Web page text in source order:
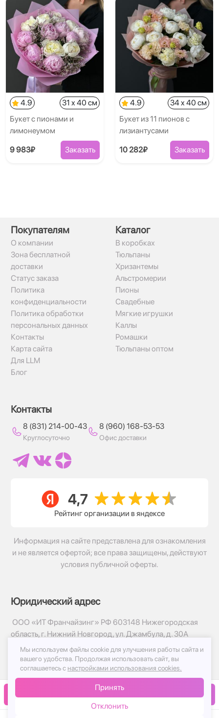
В корзину
4.9
31 x 40 см
Букет с пионами и
лимонеумом
9 983₽ Заказать
4.9
34 x 40 см
Букет из 11 пионов с
лизиантусами
10 282₽ Заказать
Покупателям
О компании
Зона бесплатной
доставки
Статус заказа
Политика
конфиденциальности
Политика обработки
персональных данных
Контакты
Карта сайта
Для LLM
Блог
Каталог
В коробках
Тюльпаны
Хризантемы
Альстромерии
Пионы
Свадебные
Мягкие игрушки
Каллы
Ромашки
Тюльпаны оптом
Контакты
8 (831) 214-00-43
Круглосуточно
8 (960) 168-53-53
Офис доставки
Рейтинг организации в яндексе
Информация на сайте представлена для ознакомления
и не является офертой; все права защищены, действуют
условия публичной оферты.
Юридический адрес
ООО «ИТ Франчайзинг» РФ 603148 Нижегородская
область, г. Нижний Новгород, ул. Джамбула, д. 30А
© 2017-2026г, База Цветов 24.ру
Политика конфиденциальности
Публичная оферта
Мы используем файлы cookie для улучшения работы сайта и
вашего удобства. Продолжая использовать сайт, вы
соглашаетесь с настройками использования cookies.
Принять
Отклонить